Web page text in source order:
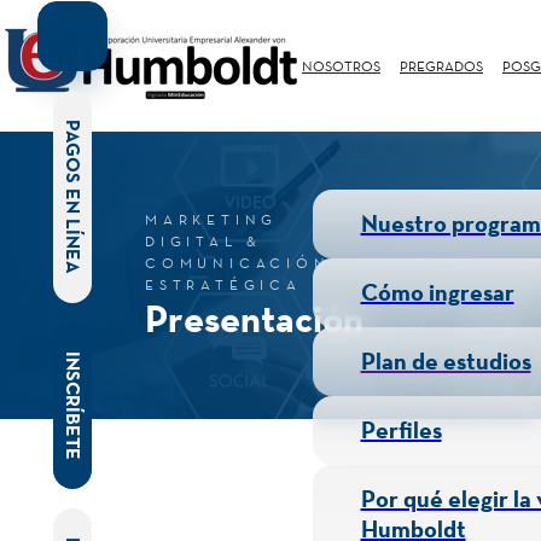
NOSOTROS PREGRADOS
MARKETING
DIGITAL &
COMUNICACIÓN
ESTRATÉGICA
Presentación
Nuestro
Cómo ingresar
Plan de estudios
Perfiles
Por qué elegir la
Humboldt
PAGOS EN LÍNEA
INSCRÍBETE